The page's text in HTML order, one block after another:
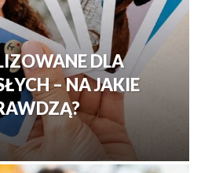
DLA
– NA JAKIE